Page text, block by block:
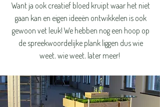
Want ja ook creatief bloed kruipt waar het niet
gaan kan en eigen ideeën ontwikkelen is ook
gewoon vet leuk! We hebben nog een hoop op
de spreekwoordelijke plank liggen dus wie
weet, wie weet, later meer!